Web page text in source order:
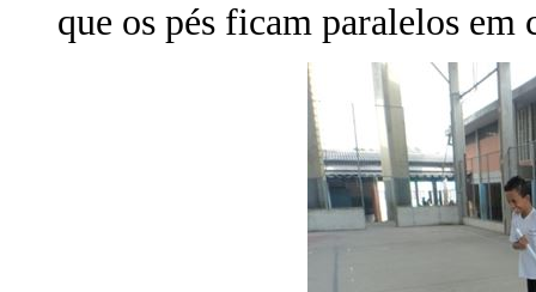
que os pés ficam paralelos